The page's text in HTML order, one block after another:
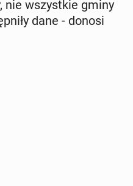
nie wszyst­kie gminy
dane - donosi